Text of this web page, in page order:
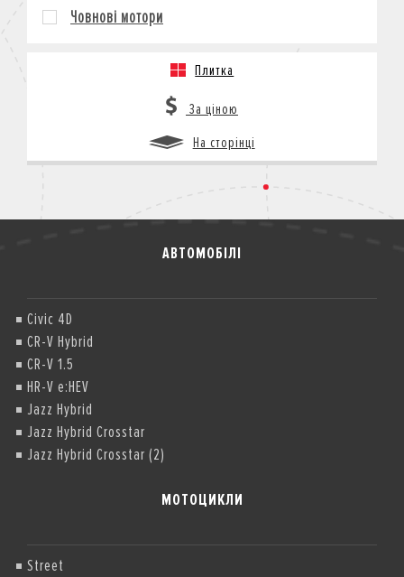
МОТОЦИКЛИ
КОРПОРАТИВНИМ КЛІЄНТАМ
Човнові мотори
Плитка
За ціною
На сторінці
АВТОМОБІЛІ
Civic 4D
CR-V Hybrid
CR-V 1.5
HR-V e:HEV
Jazz Hybrid
Jazz Hybrid Crosstar
Jazz Hybrid Crosstar (2)
МОТОЦИКЛИ
Street